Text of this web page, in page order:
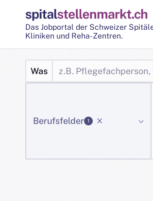
Das Jobportal der Schweizer
Kliniken und Reha-Zentren.
Jobs
Suche
Was
Berufsfelder 1